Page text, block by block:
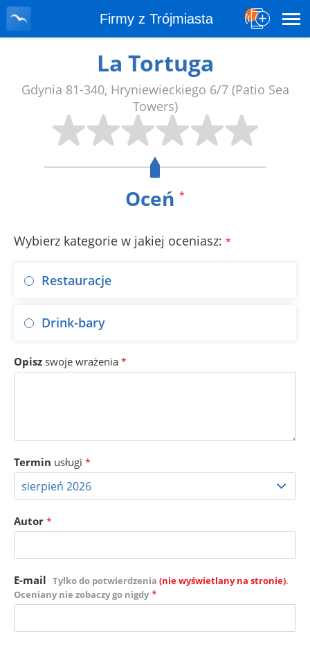
Firmy z Trójmiasta
La Tortuga
Gdynia 81-340, Hryniewieckiego 6/7 (Patio Sea
Towers)
Oceń *
Wybierz kategorie w jakiej oceniasz: *
Restauracje
Drink-bary
Opisz swoje wrażenia *
Termin usługi *
Autor *
E-mail Tylko do potwierdzenia (nie wyświetlany na stronie).
Oceniany nie zobaczy go nigdy *